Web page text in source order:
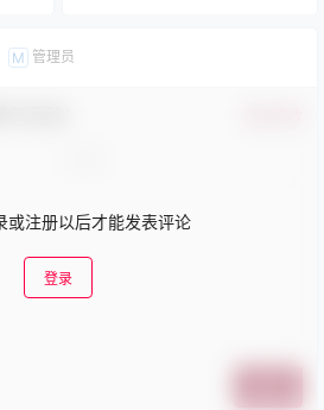
M 管理员
或注册以后才能发表评论
登录